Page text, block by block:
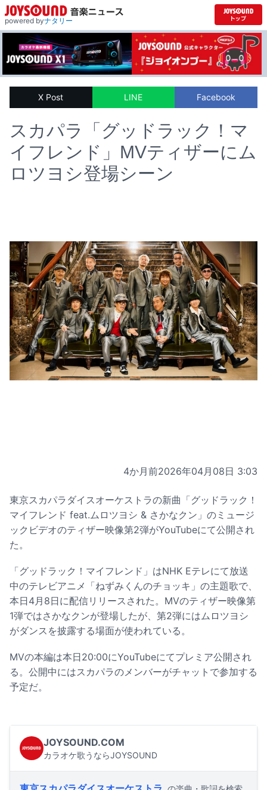
powered byナタリー
X Post LINE Facebook
スカパラ「グッドラック！マ
イフレンド」MVティザーにム
ロツヨシ登場シーン
4か月前2026年04月08日 3:03
東京スカパラダイスオーケストラの新曲「グッドラック！
マイフレンド feat.ムロツヨシ & さかなクン」のミュージ
ックビデオのティザー映像第2弾がYouTubeにて公開され
た。
「グッドラック！マイフレンド」はNHK Eテレにて放送
中のテレビアニメ「ねずみくんのチョッキ」の主題歌で、
本日4月8日に配信リリースされた。MVのティザー映像第
1弾ではさかなクンが登場したが、第2弾にはムロツヨシ
がダンスを披露する場面が使われている。
MVの本編は本日20:00にYouTubeにてプレミア公開され
る。公開中にはスカパラのメンバーがチャットで参加する
予定だ。
JOYSOUND.COM
カラオケ歌うならJOYSOUND